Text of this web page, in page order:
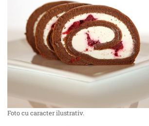
Foto cu caracter ilustrativ.